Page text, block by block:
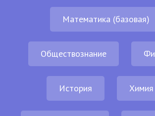
Математика (базовая)
Обществознание
История Химия